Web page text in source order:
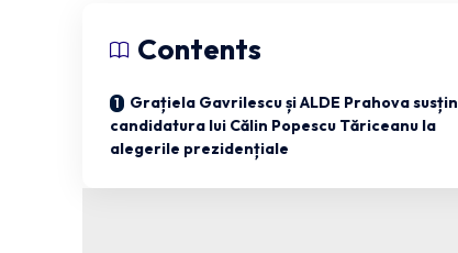
Contents
Grațiela Gavrilescu și ALDE Prahova susțin
candidatura lui Călin Popescu Tăriceanu la
alegerile prezidențiale